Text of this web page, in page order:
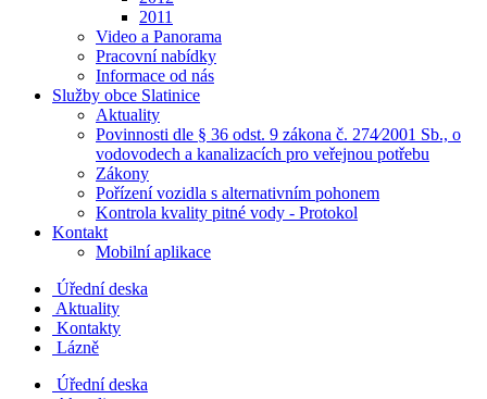
2011
Video a Panorama
Pracovní nabídky
Informace od nás
Služby obce Slatinice
Aktuality
Povinnosti dle § 36 odst. 9 zákona č. 274⁄2001 Sb., o
vodovodech a kanalizacích pro veřejnou potřebu
Zákony
Pořízení vozidla s alternativním pohonem
Kontrola kvality pitné vody - Protokol
Kontakt
Mobilní aplikace
Úřední deska
Aktuality
Kontakty
Lázně
Úřední deska